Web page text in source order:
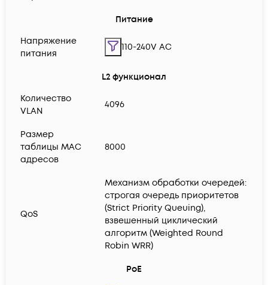
Питание
Напряжение
питания
110-240V AC
L2 функционал
Количество
VLAN
4096
Размер
таблицы MAC
адресов
8000
QoS
Механизм обработки очередей:
строгая очередь приоритетов
(Strict Priority Queuing),
взвешенный циклический
алгоритм (Weighted Round
Robin WRR)
PoE